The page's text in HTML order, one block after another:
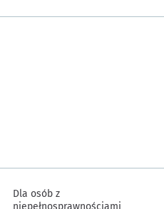
Dla osób z
niepełnosprawnościami